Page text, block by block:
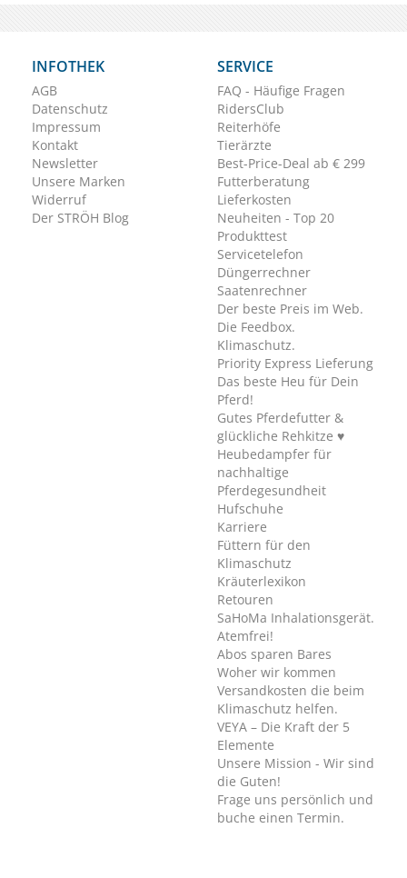
INFOTHEK
AGB
Datenschutz
Impressum
Kontakt
Newsletter
Unsere Marken
Widerruf
Der STRÖH Blog
SERVICE
FAQ - Häufige Fragen
RidersClub
Reiterhöfe
Tierärzte
Best-Price-Deal ab € 299
Futterberatung
Lieferkosten
Neuheiten - Top 20
Produkttest
Servicetelefon
Düngerrechner
Saatenrechner
Der beste Preis im Web.
Die Feedbox.
Klimaschutz.
Priority Express Lieferung
Das beste Heu für Dein
Pferd!
Gutes Pferdefutter &
glückliche Rehkitze ♥
Heubedampfer für
nachhaltige
Pferdegesundheit
Hufschuhe
Karriere
Füttern für den
Klimaschutz
Kräuterlexikon
Retouren
SaHoMa Inhalationsgerät.
Atemfrei!
Abos sparen Bares
Woher wir kommen
Versandkosten die beim
Klimaschutz helfen.
VEYA – Die Kraft der 5
Elemente
Unsere Mission - Wir sind
die Guten!
Frage uns persönlich und
buche einen Termin.